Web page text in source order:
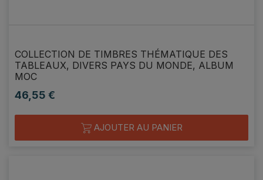
COLLECTION DE TIMBRES THÉMATIQUE DES
TABLEAUX, DIVERS PAYS DU MONDE, ALBUM
MOC
Prix
46,55 €
AJOUTER AU PANIER